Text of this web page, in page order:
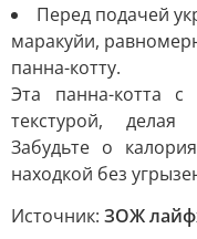
Перед подачей
маракуйи,
панна-котту.
Эта панна-котта с
текстурой,
Забудьте о
находкой без
Источник: ЗОЖ